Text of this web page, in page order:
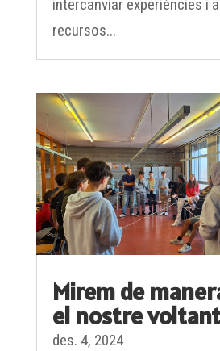
intercanviar experiències i
recursos...
Mirem de
el nostre voltant
des. 4, 2024